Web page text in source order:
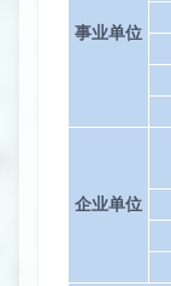
事业单位
企业单位